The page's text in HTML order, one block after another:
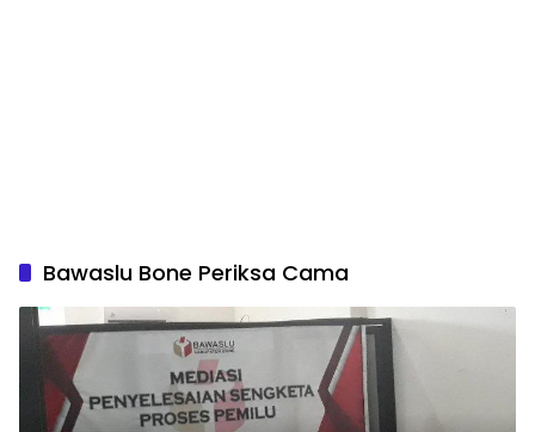
Bawaslu Bone Periksa Cama